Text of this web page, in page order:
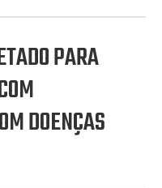
PARA
DOENÇAS